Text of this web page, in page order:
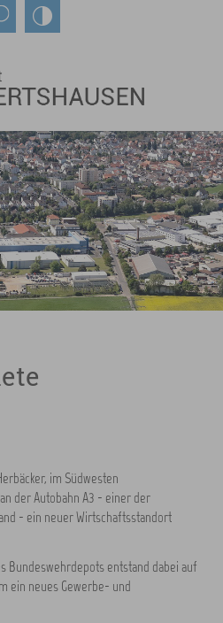
im Südwesten
der Autobahn A3 - einer der
- ein neuer Wirtschaftsstandort
Bundeswehrdepots entstand dabei auf
ein neues Gewerbe- und